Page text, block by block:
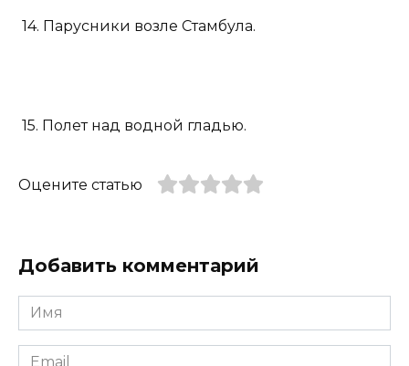
14. Парусники возле Стамбула.
15. Полет над водной гладью.
Оцените статью
Добавить комментарий
Имя
*
Email